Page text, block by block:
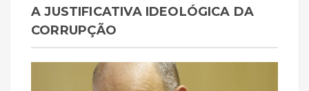
A JUSTIFICATIVA IDEOLÓGICA DA
CORRUPÇÃO